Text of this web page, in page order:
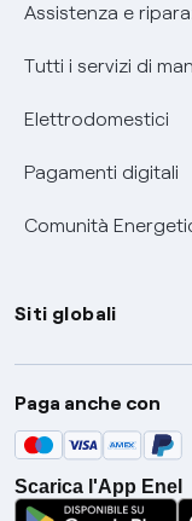
Assistenza e
Tutti i servizi di
Elettrodomestici
Pagamenti digitali
Comunità
Siti globali
Enel Group
Enel Green Power
Global Trading
Global
Paga anche con
Scarica l'App Enel